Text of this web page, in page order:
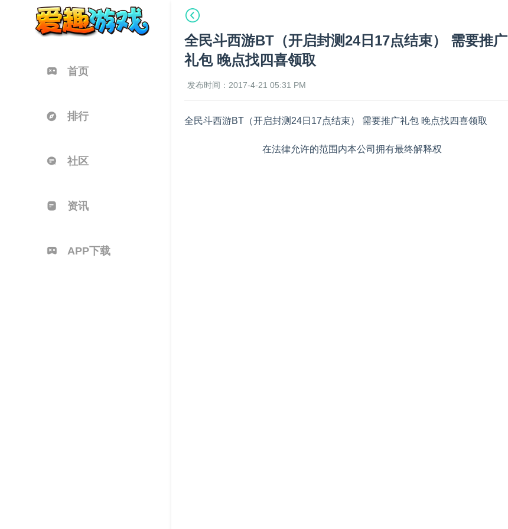
首页
排行
社区
资讯
APP下载
全民斗西游BT（开启封测24日17点结束） 需要推广
礼包 晚点找四喜领取
发布时间：2017-4-21 05:31 PM
全民斗西游BT（开启封测24日17点结束） 需要推广礼包 晚点找四喜领取
在法律允许的范围内本公司拥有最终解释权